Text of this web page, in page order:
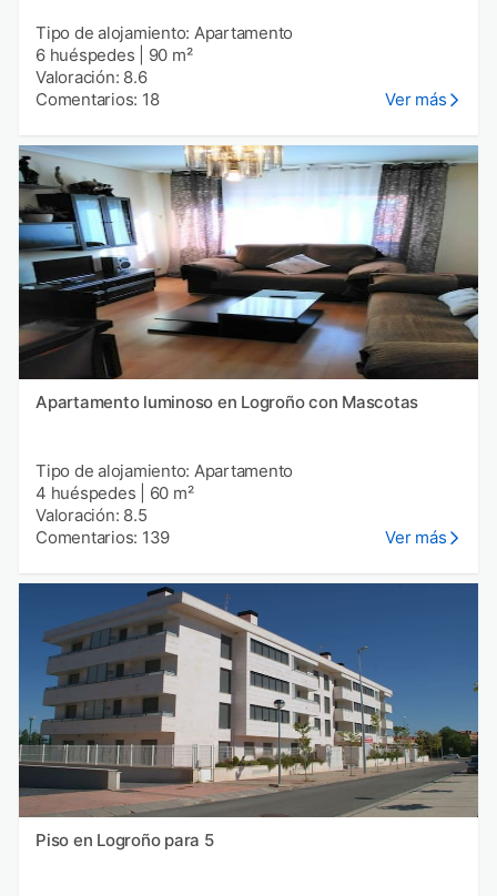
Tipo de alojamiento: Apartamento
6 huéspedes
90 m²
Valoración: 8.6
Comentarios: 18
Ver más
Apartamento luminoso en Logroño con Mascotas
Tipo de alojamiento: Apartamento
4 huéspedes
60 m²
Valoración: 8.5
Comentarios: 139
Ver más
Piso en Logroño para 5